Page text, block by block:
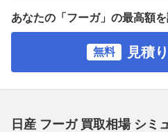
あなたの「フーガ」の最高額を
無料 見積
日産 フーガ 買取相場 シミ